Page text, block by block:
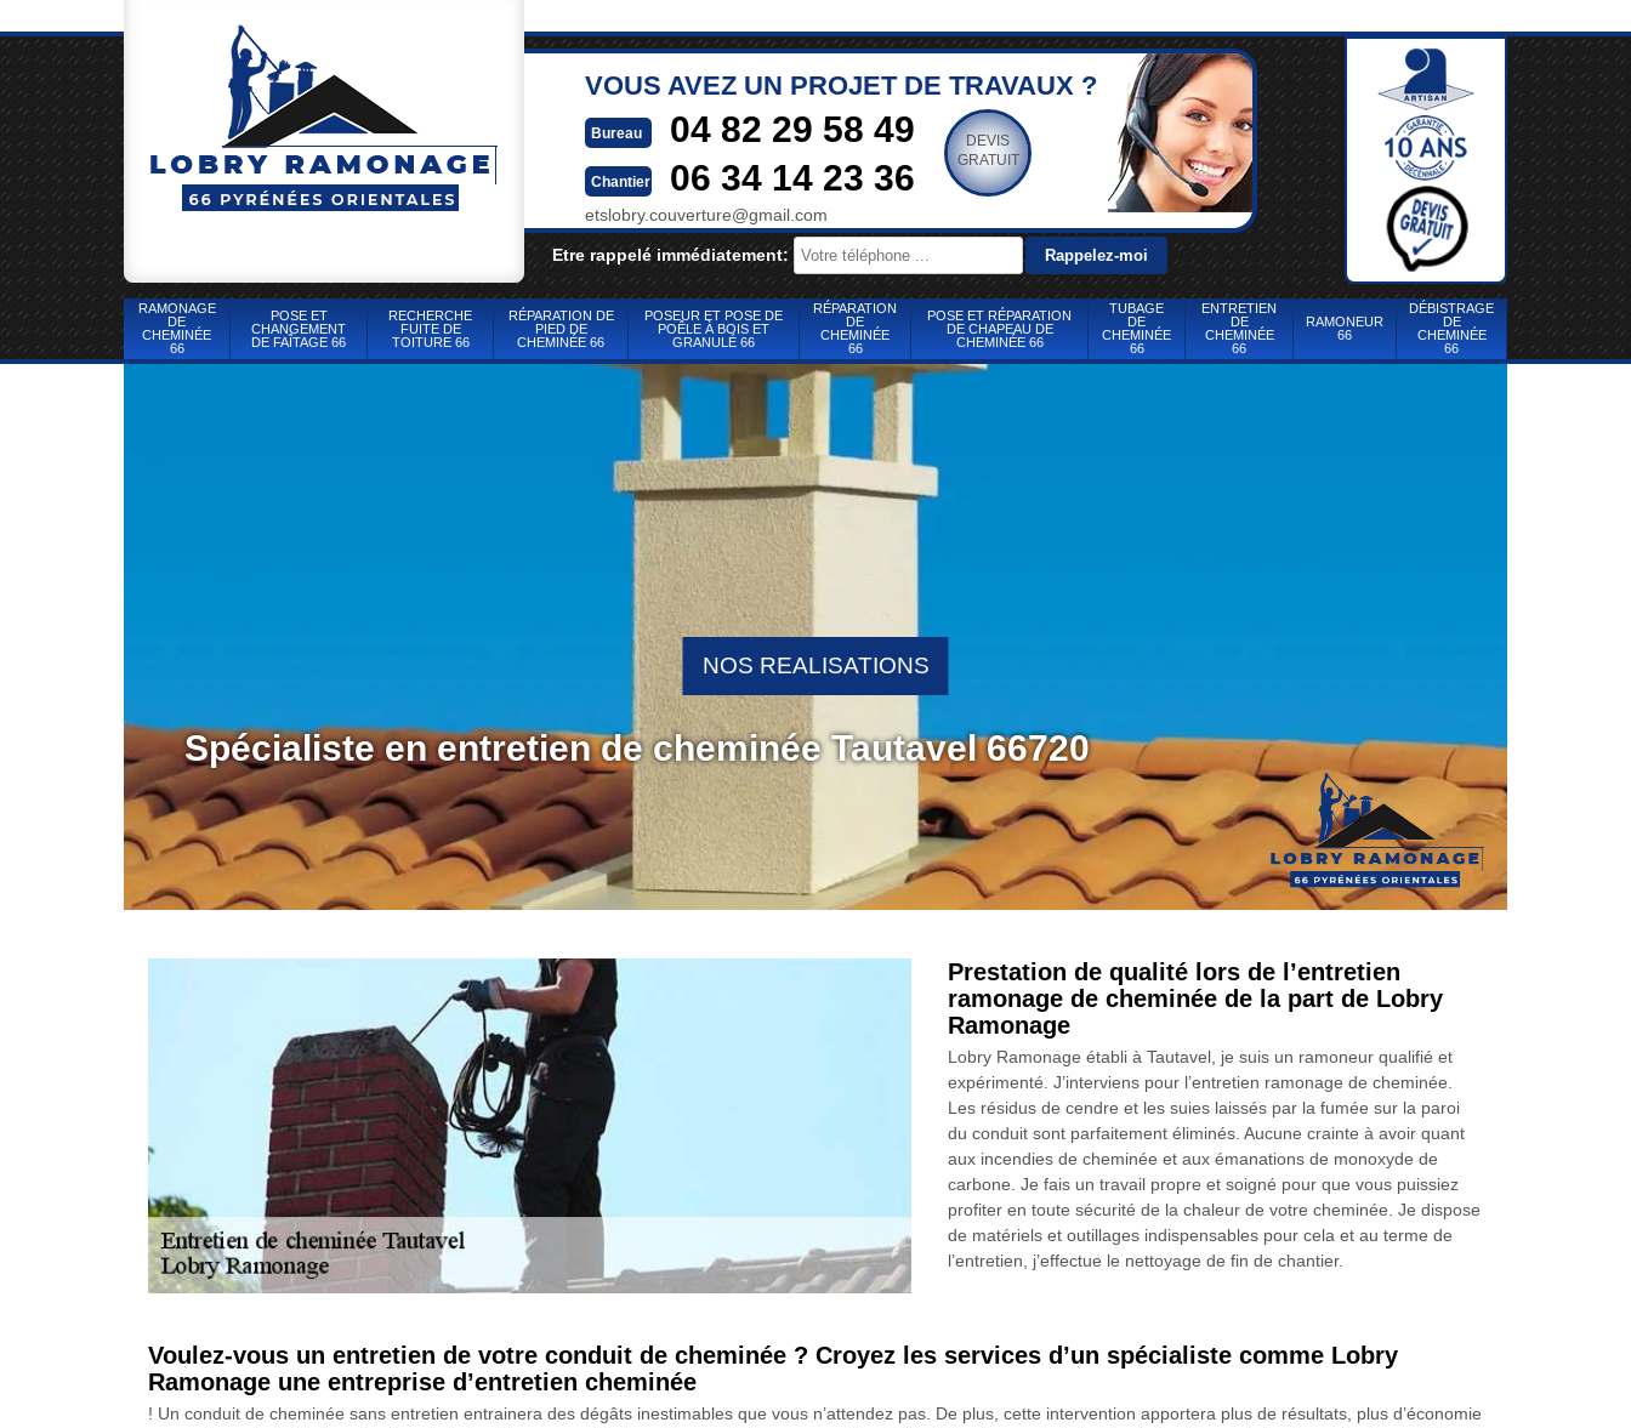
VOUS AVEZ UN PROJET DE TRAVAUX ?
Bureau 04 82 29 58 49
Chantier 06 34 14 23 36
etslobry.couverture@gmail.com
DEVIS
GRATUIT
Etre rappelé immédiatement:
RAMONAGE
DE
CHEMINÉE
66
POSE ET
CHANGEMENT
DE FAÎTAGE 66
RECHERCHE
FUITE DE
TOITURE 66
RÉPARATION DE
PIED DE
CHEMINÉE 66
POSEUR ET POSE DE
POÊLE À BOIS ET
GRANULÉ 66
RÉPARATION
DE
CHEMINÉE
66
POSE ET RÉPARATION
DE CHAPEAU DE
CHEMINÉE 66
TUBAGE
DE
CHEMINÉE
66
ENTRETIEN
DE
CHEMINÉE
66
RAMONEUR
66
DÉBISTRAGE
DE
CHEMINÉE
66
Spécialiste en entretien de cheminée Tautavel 66720
NOS REALISATIONS
Prestation de qualité lors de l’entretien
ramonage de cheminée de la part de Lobry
Ramonage
Lobry Ramonage établi à Tautavel, je suis un ramoneur qualifié et
expérimenté. J’interviens pour l’entretien ramonage de cheminée.
Les résidus de cendre et les suies laissés par la fumée sur la paroi
du conduit sont parfaitement éliminés. Aucune crainte à avoir quant
aux incendies de cheminée et aux émanations de monoxyde de
carbone. Je fais un travail propre et soigné pour que vous puissiez
profiter en toute sécurité de la chaleur de votre cheminée. Je dispose
de matériels et outillages indispensables pour cela et au terme de
l’entretien, j’effectue le nettoyage de fin de chantier.
Voulez-vous un entretien de votre conduit de cheminée ? Croyez les services d’un spécialiste comme Lobry
Ramonage une entreprise d’entretien cheminée
! Un conduit de cheminée sans entretien entrainera des dégâts inestimables que vous n’attendez pas. De plus, cette intervention apportera plus de résultats, plus d’économie